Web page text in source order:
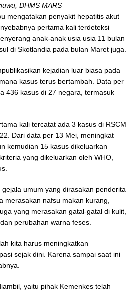
DHMS MARS
mengatakan penyakit hepatitis akut
pertama kali terdeteksi
anak-anak usia usia 11 bulan
di Skotlandia pada bulan Maret juga.
kejadian luar biasa pada
kasus terus bertambah. Data per
436 kasus di 27 negara, termasuk
kali tercatat ada 3 kasus di RSCM
Dari data per 13 Mei, meningkat
kemudian 15 kasus dikeluarkan
yang dikeluarkan oleh WHO,
umum yang dirasakan penderita
merasakan nafsu makan kurang,
yang merasakan gatal-gatal di kulit,
perubahan warna feses.
kita harus meningkatkan
sejak dini. Karena sampai saat ini
yaitu pihak Kemenkes telah